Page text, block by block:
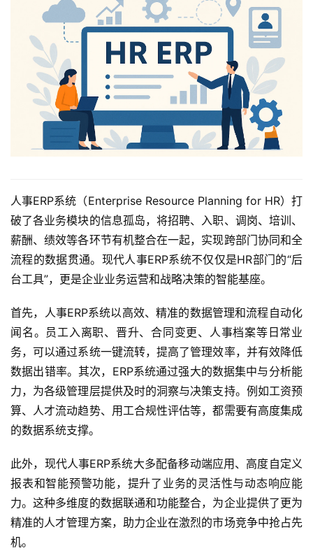
人事ERP系统（Enterprise Resource Planning for HR）打
破了各业务模块的信息孤岛，将招聘、入职、调岗、培训、
薪酬、绩效等各环节有机整合在一起，实现跨部门协同和全
流程的数据贯通。现代人事ERP系统不仅仅是HR部门的“后
台工具”，更是企业业务运营和战略决策的智能基座。
首先，人事ERP系统以高效、精准的数据管理和流程自动化
闻名。员工入离职、晋升、合同变更、人事档案等日常业
务，可以通过系统一键流转，提高了管理效率，并有效降低
数据出错率。其次，ERP系统通过强大的数据集中与分析能
力，为各级管理层提供及时的洞察与决策支持。例如工资预
算、人才流动趋势、用工合规性评估等，都需要有高度集成
的数据系统支撑。
此外，现代人事ERP系统大多配备移动端应用、高度自定义
报表和智能预警功能，提升了业务的灵活性与动态响应能
力。这种多维度的数据联通和功能整合，为企业提供了更为
精准的人才管理方案，助力企业在激烈的市场竞争中抢占先
机。